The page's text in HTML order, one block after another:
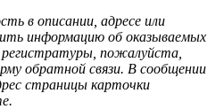
в описании, адресе или
информацию об оказываемых
регистратуры, пожалуйста,
обратной связи. В сообщении
страницы карточки